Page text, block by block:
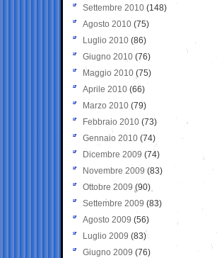
Settembre 2010 (148)
Agosto 2010 (75)
Luglio 2010 (86)
Giugno 2010 (76)
Maggio 2010 (75)
Aprile 2010 (66)
Marzo 2010 (79)
Febbraio 2010 (73)
Gennaio 2010 (74)
Dicembre 2009 (74)
Novembre 2009 (83)
Ottobre 2009 (90)
Settembre 2009 (83)
Agosto 2009 (56)
Luglio 2009 (83)
Giugno 2009 (76)